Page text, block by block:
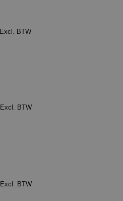
Excl. BTW
Excl. BTW
Excl. BTW